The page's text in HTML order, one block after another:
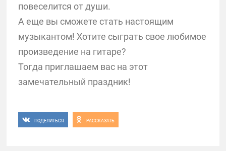
повеселится от души.
А еще вы сможете стать настоящим
музыкантом! Хотите сыграть свое любимое
произведение на гитаре?
Тогда приглашаем вас на этот
замечательный праздник!
ПОДЕЛИТЬСЯ РАССКАЗАТЬ